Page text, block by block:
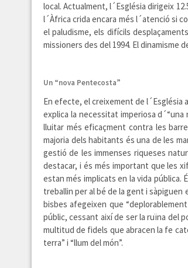
local. Actualment, l´Església dirigeix
l´Àfrica crida encara més l´atenció si
el paludisme, els difícils
missioners des del 1994. El dinamisme
Un “nova Pentecosta”
En efecte, el creixement de l´Església
explica la necessitat imperiosa
lluitar més eficaçment contra les
majoria dels habitants és una de les
gestió de les immenses riqueses
destacar, i és més important que les
estan més implicats en la vida
treballin per al bé de la gent i
bisbes afegeixen que
públic, cessant així de ser la ruïna del
multitud de fidels que abracen la fe
terra” i “llum del món”.